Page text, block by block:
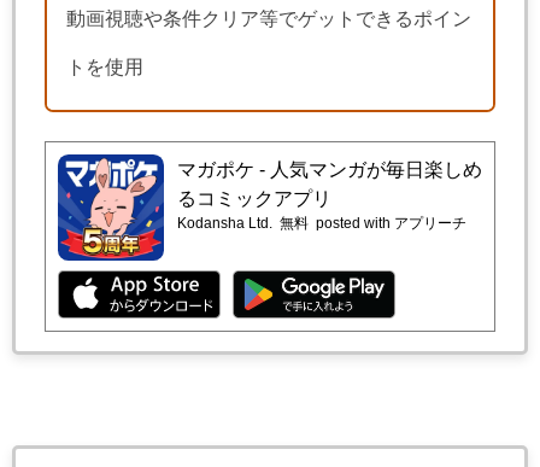
動画視聴や条件クリア等でゲットできるポイン
トを使用
マガポケ - 人気マンガが毎日楽しめ
るコミックアプリ
Kodansha Ltd. 無料 posted with アプリーチ